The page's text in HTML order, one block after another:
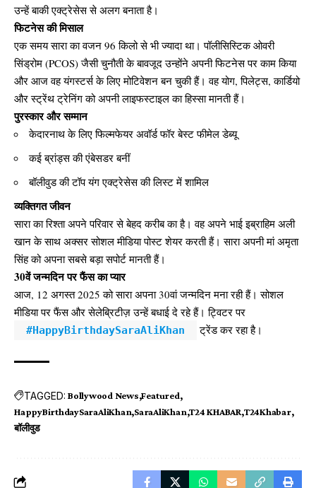
उन्हें बाकी एक्ट्रेसेस से अलग बनाता है।
फिटनेस की मिसाल
एक समय सारा का वजन 96 किलो से भी ज्यादा था। पॉलीसिस्टिक ओवरी
सिंड्रोम (PCOS) जैसी चुनौती के बावजूद उन्होंने अपनी फिटनेस पर काम किया
और आज वह यंगस्टर्स के लिए मोटिवेशन बन चुकी हैं। वह योग, पिलेट्स, कार्डियो
और स्ट्रेंथ ट्रेनिंग को अपनी लाइफस्टाइल का हिस्सा मानती हैं।
पुरस्कार और सम्मान
केदारनाथ के लिए फिल्मफेयर अवॉर्ड फॉर बेस्ट फीमेल डेब्यू
कई ब्रांड्स की एंबेसडर बनीं
बॉलीवुड की टॉप यंग एक्ट्रेसेस की लिस्ट में शामिल
व्यक्तिगत जीवन
सारा का रिश्ता अपने परिवार से बेहद करीब का है। वह अपने भाई इब्राहिम अली
खान के साथ अक्सर सोशल मीडिया पोस्ट शेयर करती हैं। सारा अपनी मां अमृता
सिंह को अपना सबसे बड़ा सपोर्ट मानती हैं।
30वें जन्मदिन पर फैंस का प्यार
आज, 12 अगस्त 2025 को सारा अपना 30वां जन्मदिन मना रही हैं। सोशल
मीडिया पर फैंस और सेलेब्रिटीज़ उन्हें बधाई दे रहे हैं। ट्विटर पर
#HappyBirthdaySaraAliKhan ट्रेंड कर रहा है।
TAGGED: Bollywood News Featured
HappyBirthdaySaraAliKhan SaraAliKhan T24 KHABAR T24Khabar
बॉलीवुड